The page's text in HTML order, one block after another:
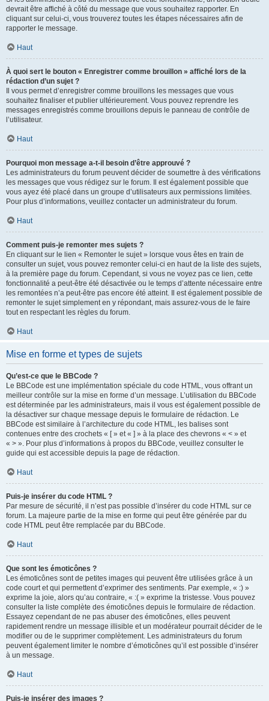
devrait être affiché à côté du message que vous souhaitez rapporter. En
cliquant sur celui-ci, vous trouverez toutes les étapes nécessaires afin de
rapporter le message.
Haut
À quoi sert le bouton « Enregistrer comme brouillon » affiché lors de la
rédaction d’un sujet ?
Il vous permet d’enregistrer comme brouillons les messages que vous
souhaitez finaliser et publier ultérieurement. Vous pouvez reprendre les
messages enregistrés comme brouillons depuis le panneau de contrôle de
l’utilisateur.
Haut
Pourquoi mon message a-t-il besoin d’être approuvé ?
Les administrateurs du forum peuvent décider de soumettre à des vérifications
les messages que vous rédigez sur le forum. Il est également possible que
vous ayez été placé dans un groupe d’utilisateurs aux permissions limitées.
Pour plus d’informations, veuillez contacter un administrateur du forum.
Haut
Comment puis-je remonter mes sujets ?
En cliquant sur le lien « Remonter le sujet » lorsque vous êtes en train de
consulter un sujet, vous pouvez remonter celui-ci en haut de la liste des sujets,
à la première page du forum. Cependant, si vous ne voyez pas ce lien, cette
fonctionnalité a peut-être été désactivée ou le temps d’attente nécessaire entre
les remontées n’a peut-être pas encore été atteint. Il est également possible de
remonter le sujet simplement en y répondant, mais assurez-vous de le faire
tout en respectant les règles du forum.
Haut
Mise en forme et types de sujets
Qu’est-ce que le BBCode ?
Le BBCode est une implémentation spéciale du code HTML, vous offrant un
meilleur contrôle sur la mise en forme d’un message. L’utilisation du BBCode
est déterminée par les administrateurs, mais il vous est également possible de
la désactiver sur chaque message depuis le formulaire de rédaction. Le
BBCode est similaire à l’architecture du code HTML, les balises sont
contenues entre des crochets « [ » et « ] » à la place des chevrons « < » et
« > ». Pour plus d’informations à propos du BBCode, veuillez consulter le
guide qui est accessible depuis la page de rédaction.
Haut
Puis-je insérer du code HTML ?
Par mesure de sécurité, il n’est pas possible d’insérer du code HTML sur ce
forum. La majeure partie de la mise en forme qui peut être générée par du
code HTML peut être remplacée par du BBCode.
Haut
Que sont les émoticônes ?
Les émoticônes sont de petites images qui peuvent être utilisées grâce à un
code court et qui permettent d’exprimer des sentiments. Par exemple, « :) »
exprime la joie, alors qu’au contraire, « :( » exprime la tristesse. Vous pouvez
consulter la liste complète des émoticônes depuis le formulaire de rédaction.
Essayez cependant de ne pas abuser des émoticônes, elles peuvent
rapidement rendre un message illisible et un modérateur pourrait décider de le
modifier ou de le supprimer complètement. Les administrateurs du forum
peuvent également limiter le nombre d’émoticônes qu’il est possible d’insérer
à un message.
Haut
Puis-je insérer des images ?